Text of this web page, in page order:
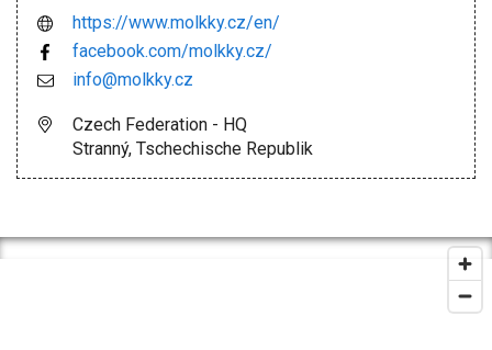
https://www.molkky.cz/en/
facebook.com/molkky.cz/
info@molkky.cz
Czech Federation - HQ
Stranný, Tschechische Republik